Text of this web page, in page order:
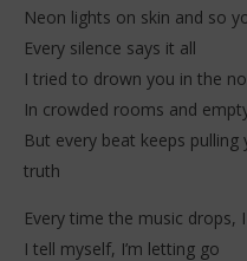
ZAYLO – On My Mind
5
2026
Neon lights on skin and so
Every silence says it all
I tried to drown you in the
In crowded rooms and
But every beat keeps
truth
Every time the music drops,
I tell myself, I’m letting go